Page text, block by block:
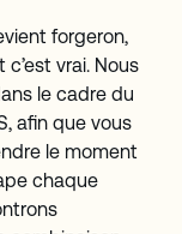
forgeron,
vrai. Nous
le cadre du
afin que vous
le moment
chaque